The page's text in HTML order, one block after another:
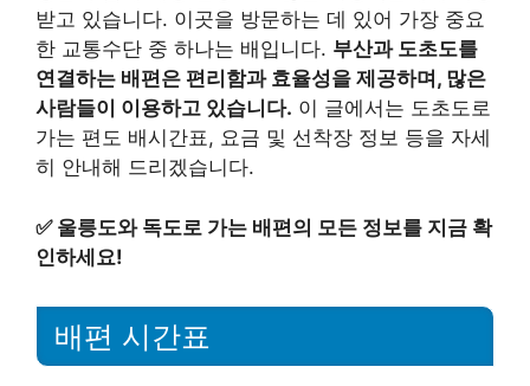
받고 있습니다. 이곳을 방문하는 데 있어 가장 중요
한 교통수단 중 하나는 배입니다. 부산과 도초도를
연결하는 배편은 편리함과 효율성을 제공하며, 많은
사람들이 이용하고 있습니다. 이 글에서는 도초도로
가는 편도 배시간표, 요금 및 선착장 정보 등을 자세
히 안내해 드리겠습니다.
✅ 울릉도와 독도로 가는 배편의 모든 정보를 지금 확
인하세요!
배편 시간표